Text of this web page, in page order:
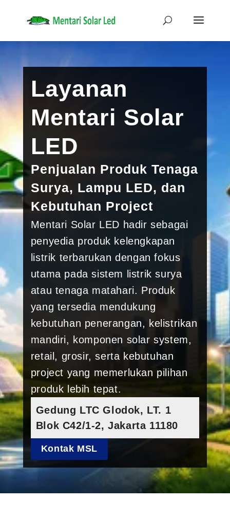
Layanan
Mentari Solar
LED
Penjualan Produk Tenaga
Surya, Lampu LED, dan
Kebutuhan Project
Mentari Solar LED hadir sebagai
penyedia produk kelengkapan
listrik terbarukan dengan fokus
utama pada sistem listrik surya
atau tenaga matahari. Produk
yang tersedia mendukung
kebutuhan penerangan, kelistrikan
mandiri, komponen solar system,
retail, grosir, serta kebutuhan
project yang memerlukan pilihan
produk lebih tepat.
Gedung LTC Glodok, LT. 1
Blok C42/1-2, Jakarta 11180
Kontak MSL